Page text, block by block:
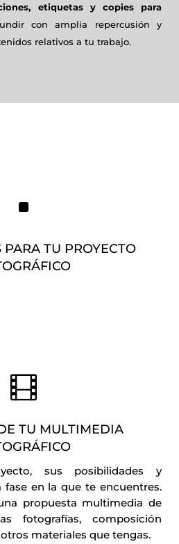
etiquetas y copies para
con amplia repercusión y
relativos a tu trabajo.
^
TU PROYECTO

TU MULTIMEDIA
sus posibilidades y
fase en la que te encuentres.
propuesta multimedia de
fotografías, composición
materiales que tengas.